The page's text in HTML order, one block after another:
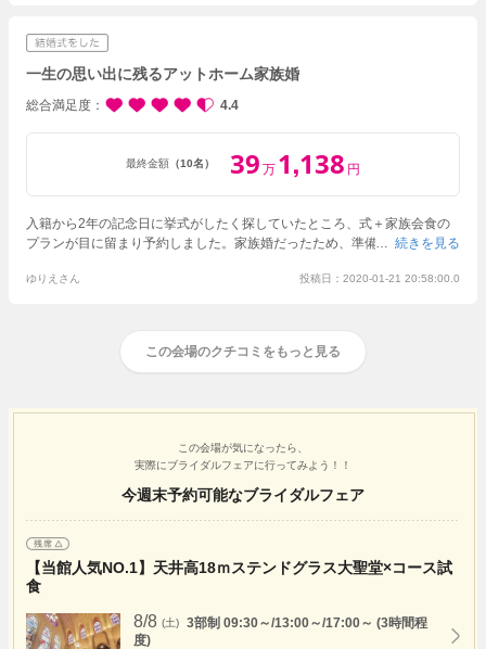
一生の思い出に残るアットホーム家族婚
総合満足度 4.4
最終金額 （10名） 39 万 1,138 円
入籍から2年の記念日に挙式がしたく探していたところ、式＋家族会食の
プランが目に留まり予約しました。 家族婚だったため、準備にもそこまで
もあり、他にも挙式されているカップルがいらっしゃいました。午後から
合うことが予想できていたと思いますので、会場のスタッフさんからも、
華で、新郎新婦も美味しく食事をいただくことができました。家族婚用の
小さい子供もいましたが、キッズスペースを用意して下
一生の思い出です。
続きを見る
ゆりえさん 投稿日：2020-01-21 20:58:00.0
この会場のクチコミをもっと見る
この会場が気になったら、
実際にブライダルフェアに行ってみよう！！
今週末予約可能なブライダルフェア
【当館人気NO.1】天井高18ｍステンドグラス大聖堂×コース試
食
8/8 (土)
3部制 09:30～/13:00～/17:00～ (3時間程
度)